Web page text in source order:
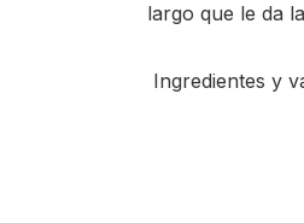
largo que le da
Ingredientes y